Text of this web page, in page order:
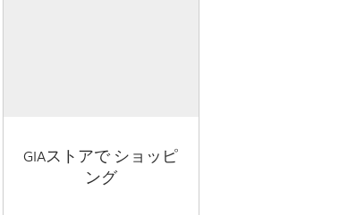
GIAストアで ショッピ
ング